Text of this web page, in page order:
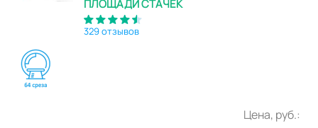
ПЛОЩАДИ СТАЧЕК
329 отзывов
Цена, руб.: